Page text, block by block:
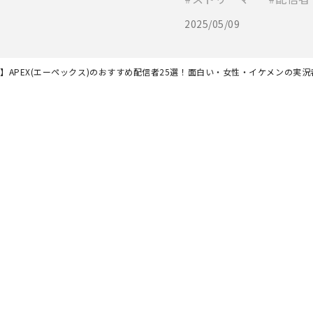
2025/05/09
APEX(エーペックス)のおすすめ配信者25選！面白い・女性・イケメンの実況